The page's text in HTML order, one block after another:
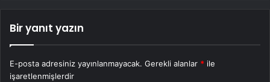
Bir yanıt yazın
E-posta adresiniz yayınlanmayacak. Gerekli alanlar * ile
işaretlenmişlerdir